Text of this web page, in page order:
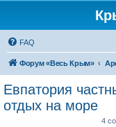
FAQ
Форум «Весь Крым»
Евпатория
отдых на море
4